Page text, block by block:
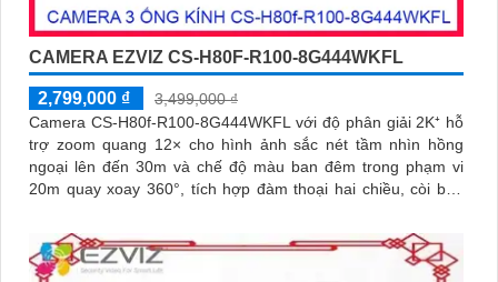
CAMERA EZVIZ CS-H80F-R100-8G444WKFL
2,799,000 ₫
3,499,000 ₫
Camera CS-H80f-R100-8G444WKFL với độ phân giải 2K⁺ hỗ
trợ zoom quang 12× cho hình ảnh sắc nét tầm nhìn hồng
ngoại lên đến 30m và chế độ màu ban đêm trong phạm vi
20m quay xoay 360°, tích hợp đàm thoại hai chiều, còi báo
Đạt chuẩn IP67 có khả năng chống bụi, nước, đảm bảo hoạt
động ổn định trong mọi điều kiện thời tiết